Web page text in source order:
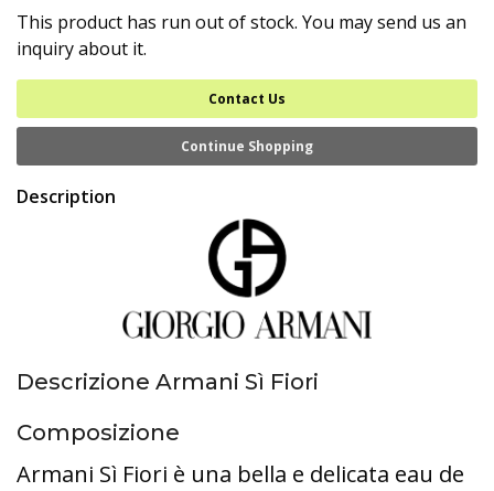
This product has run out of stock. You may send us an
inquiry about it.
Contact Us
Continue Shopping
Description
Descrizione Armani Sì Fiori
Composizione
Armani Sì Fiori è una bella e delicata eau de